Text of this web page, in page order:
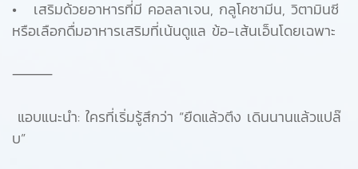
• เสริมด้วยอาหารที่มี คอลลาเจน, กลูโคซามีน, วิตามินซี
หรือเลือกดื่มอาหารเสริมที่เน้นดูแล ข้อ-เส้นเอ็นโดยเฉพาะ
⸻
แอบแนะนำ: ใครที่เริ่มรู้สึกว่า “ยืดแล้วตึง เดินนานแล้วแปล๊
บ”